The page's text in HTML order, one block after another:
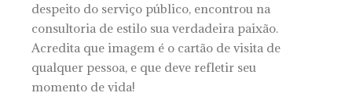
despeito do serviço público, encontrou na
consultoria de estilo sua verdadeira paixão.
Acredita que imagem é o cartão de visita de
qualquer pessoa, e que deve refletir seu
momento de vida!